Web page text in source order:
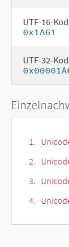
UTF-16-
0x1A61
UTF-32-